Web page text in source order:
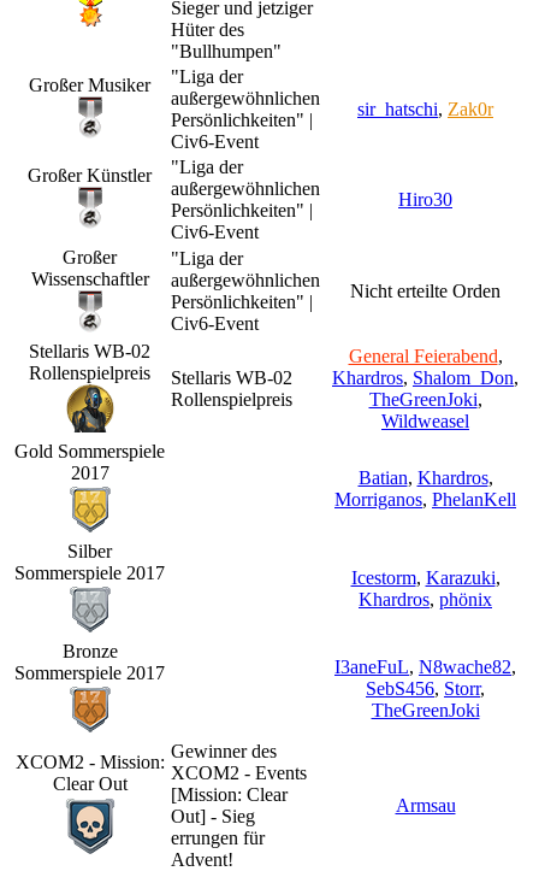
Sieger und jetziger
Hüter des
"Bullhumpen"
Großer Musiker
"Liga der
außergewöhnlichen
Persönlichkeiten" |
Civ6-Event
sir_hatschi, Zak0r
Großer Künstler
"Liga der
außergewöhnlichen
Persönlichkeiten" |
Civ6-Event
Hiro30
Großer
Wissenschaftler
"Liga der
außergewöhnlichen
Persönlichkeiten" |
Civ6-Event
Nicht erteilte Orden
Stellaris WB-02
Rollenspielpreis
Stellaris WB-02
Rollenspielpreis
General Feierabend,
Khardros, Shalom_Don,
TheGreenJoki,
Wildweasel
Gold Sommerspiele
2017
Batian, Khardros,
Morriganos, PhelanKell
Silber
Sommerspiele 2017
Icestorm, Karazuki,
Khardros, phönix
Bronze
Sommerspiele 2017
I3aneFuL, N8wache82,
SebS456, Storr,
TheGreenJoki
XCOM2 - Mission:
Clear Out
Gewinner des
XCOM2 - Events
[Mission: Clear
Out] - Sieg
errungen für
Advent!
Armsau